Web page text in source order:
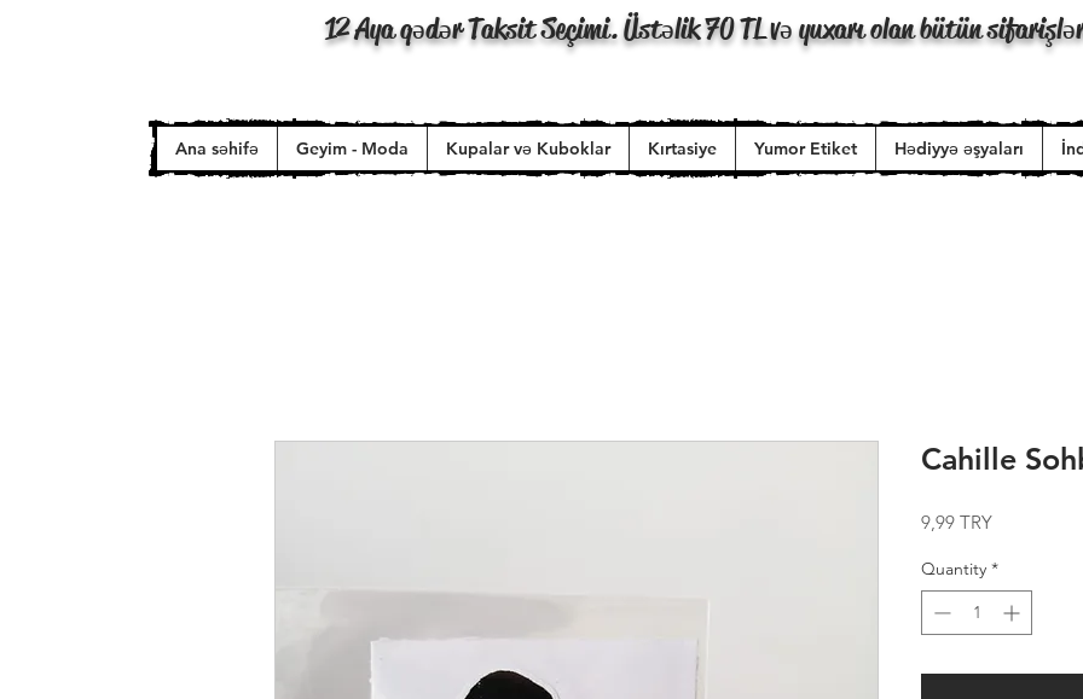
12 Aya qədər Taksit Seçimi. Üstəlik 70 TL və yuxarı olan bütün
Ana səhifə Geyim - Moda Kupalar və Kuboklar Kırtasiye Yumor Etiket Hədiyyə əşyaları
Cahille
9,99 TRYPrice
Quantity *